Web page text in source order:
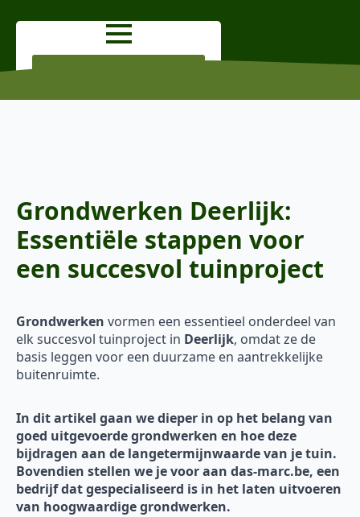
Grondwerken Deerlijk:
Essentiële stappen voor
een succesvol tuinproject
Grondwerken vormen een essentieel onderdeel van
elk succesvol tuinproject in Deerlijk, omdat ze de
basis leggen voor een duurzame en aantrekkelijke
buitenruimte.
In dit artikel gaan we dieper in op het belang van
goed uitgevoerde grondwerken en hoe deze
bijdragen aan de langetermijnwaarde van je tuin.
Bovendien stellen we je voor aan das-marc.be, een
bedrijf dat gespecialiseerd is in het laten uitvoeren
van hoogwaardige grondwerken.